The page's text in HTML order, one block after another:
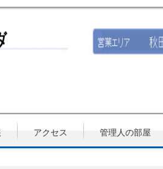
アクセス 管理人の部屋